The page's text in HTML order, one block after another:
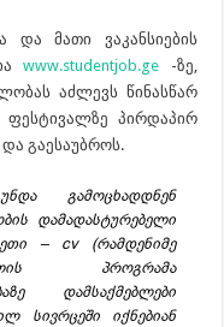
და მათი ვაკანსიების
www.studentjob.ge -ზე,
აძლევს წინასწარ
ფესტივალზე პირდაპირ
გაესაუბროს.
გამოცხადდნენ
დამადასტურებელი
– cv (რამდენიმე
პროგრამა
დამსაქმებლები
სივრცეში იქნებიან